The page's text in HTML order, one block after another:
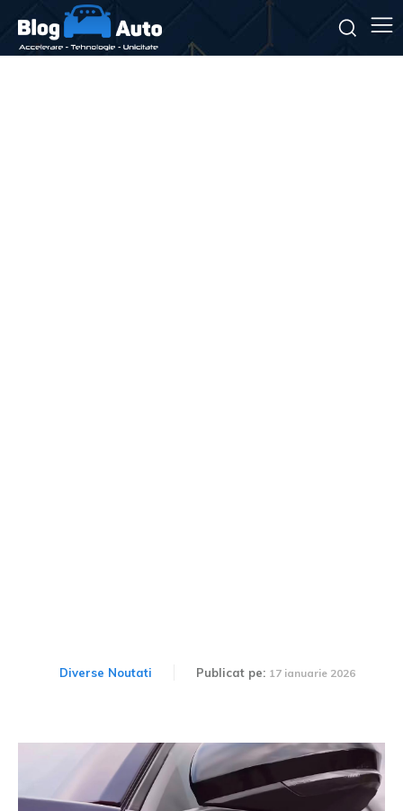
Diverse Noutati Publicat pe: 17 ianuarie 2026